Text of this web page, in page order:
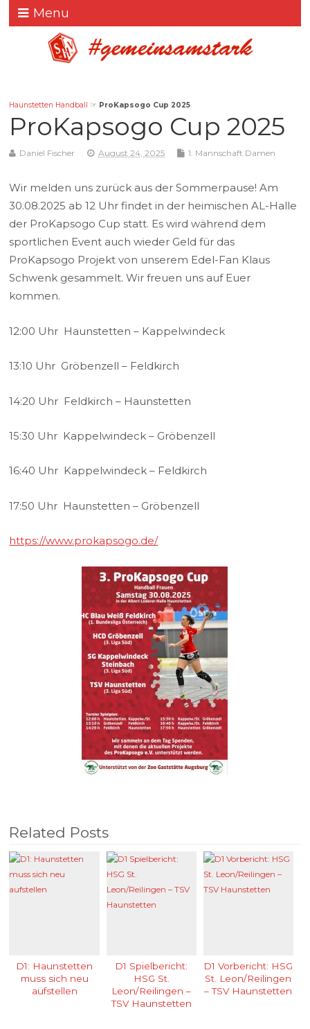
Menu
Haunstetten Handball ☞ ProKapsogo Cup 2025
ProKapsogo Cup 2025
Daniel Fischer August 24, 2025 1. Mannschaft Damen
Wir melden uns zurück aus der Sommerpause! Am
30.08.2025 ab 12 Uhr findet in der heimischen AL-Halle
der ProKapsogo Cup statt. Es wird während dem
sportlichen Event auch wieder Geld für das
ProKapsogo Projekt von unserem Edel-Fan Klaus
Schwenk gesammelt. Wir freuen uns auf Euer
kommen.
12:00 Uhr Haunstetten – Kappelwindeck
13:10 Uhr Gröbenzell – Feldkirch
14:20 Uhr Feldkirch – Haunstetten
15:30 Uhr Kappelwindeck – Gröbenzell
16:40 Uhr Kappelwindeck – Feldkirch
17:50 Uhr Haunstetten – Gröbenzell
https://www.prokapsogo.de/
Related Posts
D1: Haunstetten
muss sich neu
aufstellen
D1 Spielbericht:
HSG St.
Leon/Reilingen –
TSV Haunstetten
D1 Vorbericht: HSG
St. Leon/Reilingen
– TSV Haunstetten